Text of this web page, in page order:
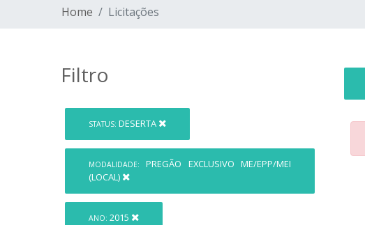
Home Licitações
Filtro
STATUS: DESERTA
MODALIDADE:
PREGÃO EXCLUSIVO ME/EPP/MEI
(LOCAL)
ANO: 2015